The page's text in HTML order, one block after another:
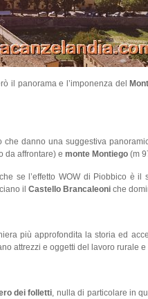
il panorama e l’imponenza del
danno una suggestiva
da affrontare) e monte Montiego (m
se l’effetto WOW di Piobbico è il
il Castello Brancaleoni che
più approfondita la storia ed
attrezzi e oggetti del lavoro rurale
dei folletti, nulla di particolare in